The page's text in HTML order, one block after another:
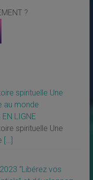
?
spirituelle Une
au monde
EN LIGNE
spirituelle Une
[…]
“Libérez vos